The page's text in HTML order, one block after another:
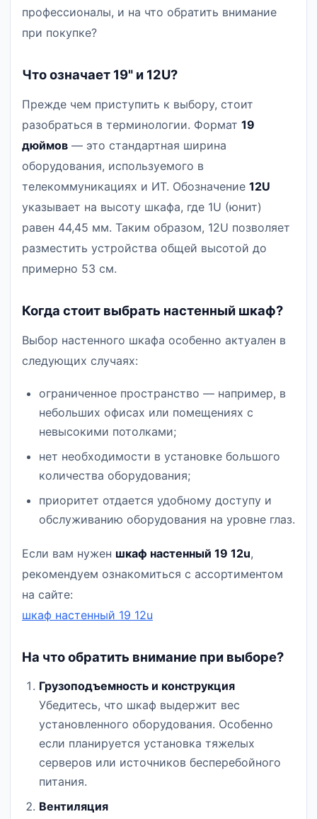
профессионалы, и на что обратить внимание
при покупке?
Что означает 19" и 12U?
Прежде чем приступить к выбору, стоит
разобраться в терминологии. Формат 19
дюймов — это стандартная ширина
оборудования, используемого в
телекоммуникациях и ИТ. Обозначение 12U
указывает на высоту шкафа, где 1U (юнит)
равен 44,45 мм. Таким образом, 12U позволяет
разместить устройства общей высотой до
примерно 53 см.
Когда стоит выбрать настенный шкаф?
Выбор настенного шкафа особенно актуален в
следующих случаях:
ограниченное пространство — например, в
небольших офисах или помещениях с
невысокими потолками;
нет необходимости в установке большого
количества оборудования;
приоритет отдается удобному доступу и
обслуживанию оборудования на уровне глаз.
Если вам нужен шкаф настенный 19 12u,
рекомендуем ознакомиться с ассортиментом
на сайте:
шкаф настенный 19 12u
На что обратить внимание при выборе?
Грузоподъемность и конструкция
Убедитесь, что шкаф выдержит вес
установленного оборудования. Особенно
если планируется установка тяжелых
серверов или источников бесперебойного
питания.
Вентиляция